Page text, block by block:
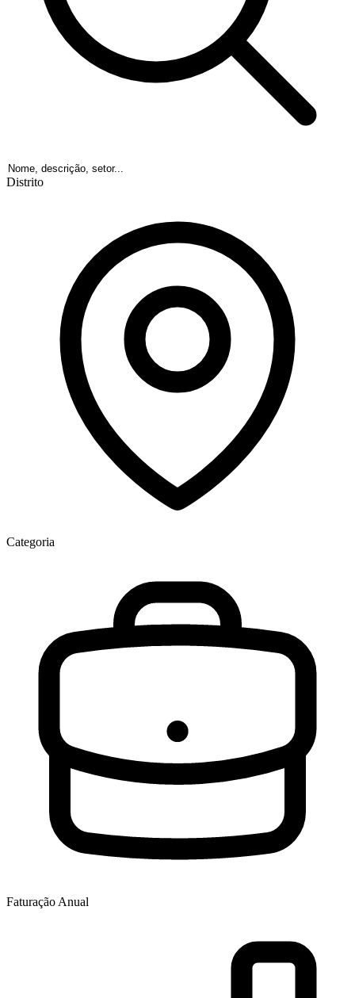
Distrito
Categoria
Faturação Anual